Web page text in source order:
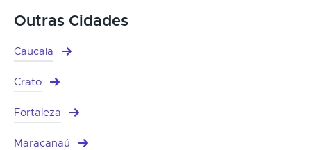
Outras Cidades
Caucaia
Crato
Fortaleza
Maracanaú